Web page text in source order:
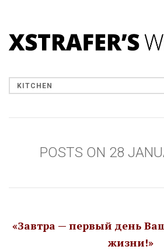
POSTS ON 28
«Завтра — первый день
жизни!»